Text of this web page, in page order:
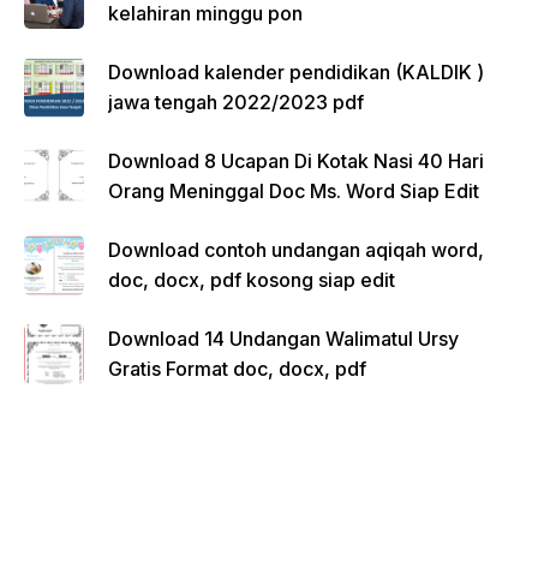
kelahiran minggu pon
Download kalender pendidikan (KALDIK )
jawa tengah 2022/2023 pdf
Download 8 Ucapan Di Kotak Nasi 40 Hari
Orang Meninggal Doc Ms. Word Siap Edit
Download contoh undangan aqiqah word,
doc, docx, pdf kosong siap edit
Download 14 Undangan Walimatul Ursy
Gratis Format doc, docx, pdf